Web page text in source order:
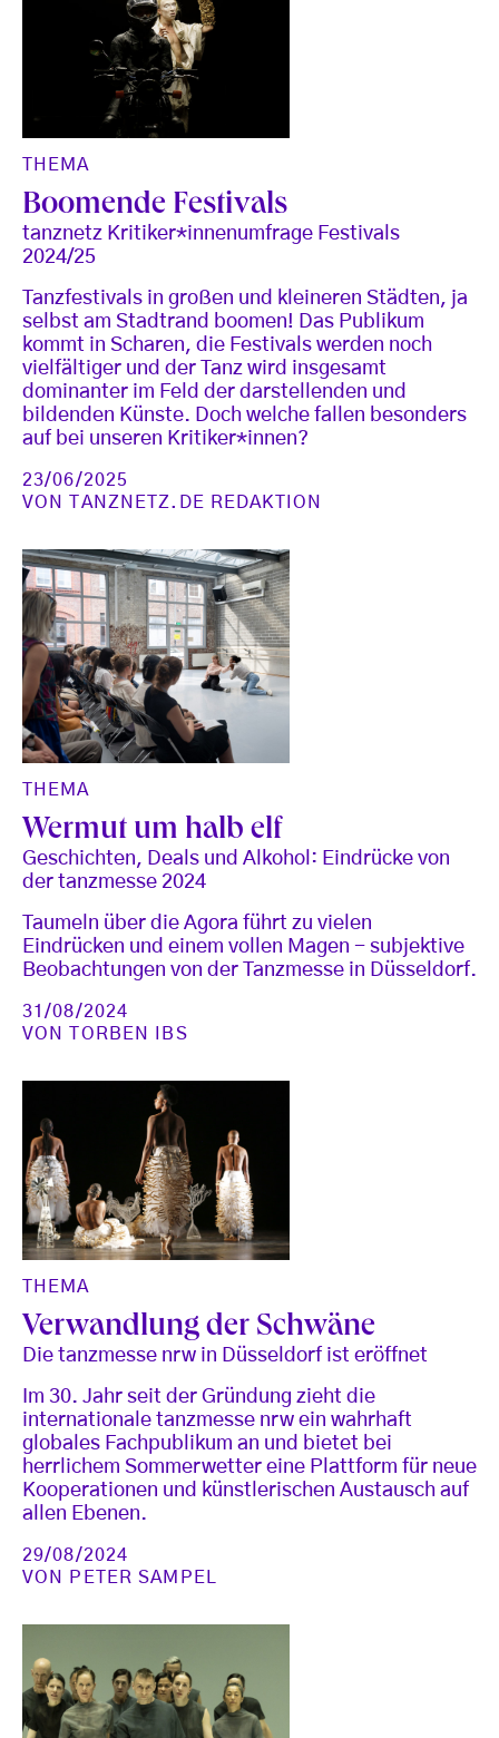
THEMA
Boomende Festivals
tanznetz Kritiker*innenumfrage Festivals
2024/25
Tanzfestivals in großen und kleineren Städten, ja
selbst am Stadtrand boomen! Das Publikum
kommt in Scharen, die Festivals werden noch
vielfältiger und der Tanz wird insgesamt
dominanter im Feld der darstellenden und
bildenden Künste. Doch welche fallen besonders
auf bei unseren Kritiker*innen?
23/06/2025
VON
TANZNETZ.DE REDAKTION
THEMA
Wermut um halb elf
Geschichten, Deals und Alkohol: Eindrücke von
der tanzmesse 2024
Taumeln über die Agora führt zu vielen
Eindrücken und einem vollen Magen - subjektive
Beobachtungen von der Tanzmesse in Düsseldorf.
31/08/2024
VON
TORBEN IBS
THEMA
Verwandlung der Schwäne
Die tanzmesse nrw in Düsseldorf ist eröffnet
Im 30. Jahr seit der Gründung zieht die
internationale tanzmesse nrw ein wahrhaft
globales Fachpublikum an und bietet bei
herrlichem Sommerwetter eine Plattform für neue
Kooperationen und künstlerischen Austausch auf
allen Ebenen.
29/08/2024
VON
PETER SAMPEL